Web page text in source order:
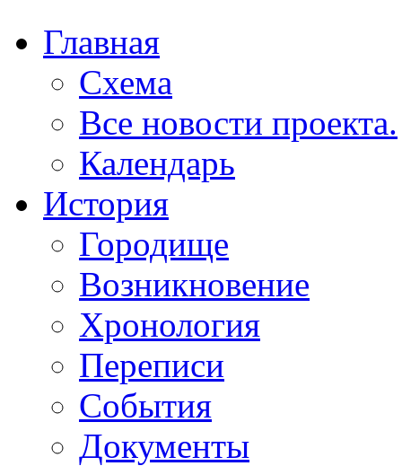
Главная
Схема
Все новости проекта.
Календарь
История
Городище
Возникновение
Хронология
Переписи
События
Документы